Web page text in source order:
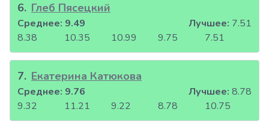
6. Глеб Пясецкий
8.38 10.35 10.99 9.75 7.51
Среднее: 9.49 Лучшее: 7.51
7. Екатерина Катюкова
9.32 11.21 9.22 8.78 10.75
Среднее: 9.76 Лучшее: 8.78